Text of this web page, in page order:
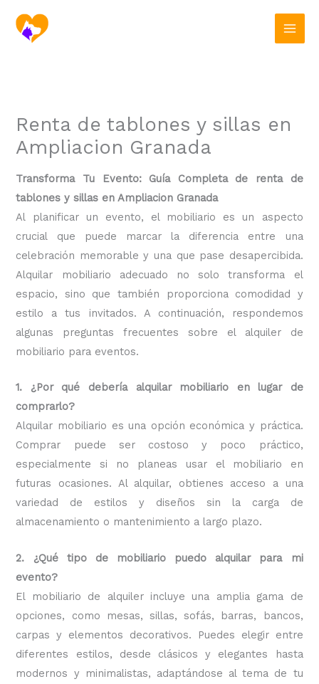
contenido
Renta de tablones y sillas en
Ampliacion Granada
Transforma Tu Evento: Guía Completa de renta de
tablones y sillas en Ampliacion Granada
Al planificar un evento, el mobiliario es un aspecto
crucial que puede marcar la diferencia entre una
celebración memorable y una que pase desapercibida.
Alquilar mobiliario adecuado no solo transforma el
espacio, sino que también proporciona comodidad y
estilo a tus invitados. A continuación, respondemos
algunas preguntas frecuentes sobre el alquiler de
mobiliario para eventos.
1. ¿Por qué debería alquilar mobiliario en lugar de
comprarlo?
Alquilar mobiliario es una opción económica y práctica.
Comprar puede ser costoso y poco práctico,
especialmente si no planeas usar el mobiliario en
futuras ocasiones. Al alquilar, obtienes acceso a una
variedad de estilos y diseños sin la carga de
almacenamiento o mantenimiento a largo plazo.
2. ¿Qué tipo de mobiliario puedo alquilar para mi
evento?
El mobiliario de alquiler incluye una amplia gama de
opciones, como mesas, sillas, sofás, barras, bancos,
carpas y elementos decorativos. Puedes elegir entre
diferentes estilos, desde clásicos y elegantes hasta
modernos y minimalistas, adaptándose al tema de tu